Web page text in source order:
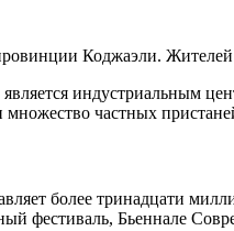
Коджаэли. Жителей
является индустриальным
множество частных
более тринадцати
фестиваль, Бьеннале